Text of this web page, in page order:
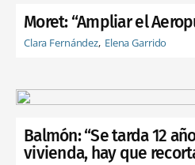
Moret: “Ampliar el
Clara Fernández Elena Garrido
Balmón: “Se tarda 12
vivienda, hay que